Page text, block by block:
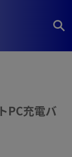
PC充電バ